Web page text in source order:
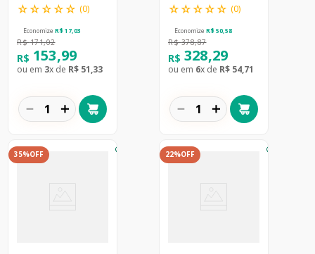
☆☆☆☆☆ (0)
Economize R$ 17,03
R$ 171,02
R$ 153,99
ou em 3x de R$ 51,33
＋
－
☆☆☆☆☆ (0)
Economize R$ 50,58
R$ 378,87
R$ 328,29
ou em 6x de R$ 54,71
＋
－
35%OFF 22%OFF